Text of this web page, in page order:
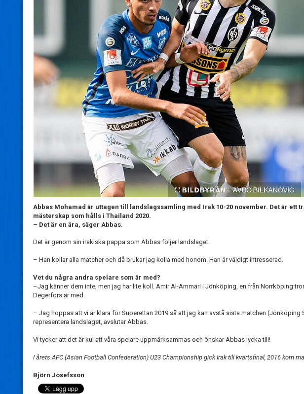
Abbas Mohamad är uttagen till landslagssamling med Irak 10-20 november. Det är ett
mästerskap som hålls i Thailand 2020.
– Det är en ära, säger Abbas.
Det är genom sin irakiska pappa som Abbas följer landslaget.
– Han kollar alla matcher och då brukar jag kolla med honom. Han är väldigt intresserad.
Vet du några andra spelare som är med?
–Jag känner dem inte, men jag har lite koll. Amir Al-Ammari i Jönköping, en från Norrköping
Degerfors är med.
– Jag hoppas att vi är klara för Superettan 2019 så att jag kan avstå sista matchen (Jönköping
representera landslaget, avslutar Abbas.
Vi tycker att det är kul att våra spelare uppmärksammas och önskar Abbas lycka till!
I årets AFC (Asian Football Confederation) U23 Championship gick Irak till kvartsfinal, 2016 kom
Björn Josefsson